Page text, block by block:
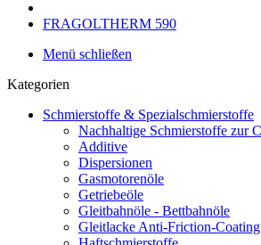
FRAGOLTHERM 590
Menü schließen
Kategorien
Schmierstoffe & Spezialschmierstoffe
Nachhaltige Schmierstoffe zur
Additive
Dispersionen
Gasmotorenöle
Getriebeöle
Gleitbahnöle - Bettbahnöle
Gleitlacke Anti-Friction-Coating